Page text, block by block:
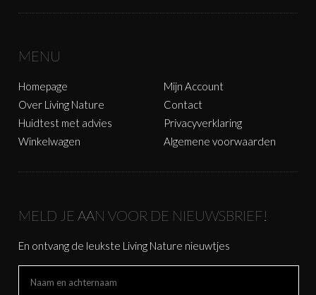
MENU
Homepage
Over Living Nature
Huidtest met advies
Winkelwagen
Mijn Account
Contact
Privacyverklaring
Algemene voorwaarden
MELD JE AAN VOOR DE NIEUWSBRIEF!
En ontvang de leukste Living Nature nieuwtjes